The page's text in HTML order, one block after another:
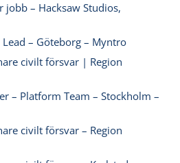
jobb – Hacksaw Studios,
– Göteborg – Myntro
civilt försvar | Region
– Platform Team – Stockholm –
civilt försvar – Region